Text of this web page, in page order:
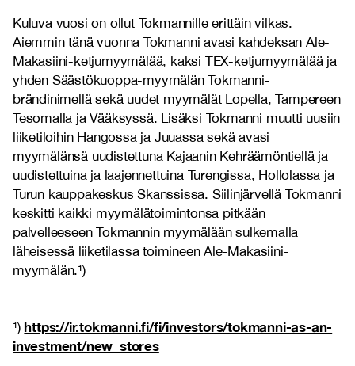
Kuluva vuosi on ollut Tokmannille erittäin vilkas.
Aiemmin tänä vuonna Tokmanni avasi kahdeksan Ale-
Makasiini-ketjumyymälää, kaksi TEX-ketjumyymälää ja
yhden Säästökuoppa-myymälän Tokmanni-
brändinimellä sekä uudet myymälät Lopella, Tampereen
Tesomalla ja Vääksyssä. Lisäksi Tokmanni muutti uusiin
liiketiloihin Hangossa ja Juuassa sekä avasi
myymälänsä uudistettuna Kajaanin Kehräämöntiellä ja
uudistettuina ja laajennettuina Turengissa, Hollolassa ja
Turun kauppakeskus Skanssissa. Siilinjärvellä Tokmanni
keskitti kaikki myymälätoimintonsa pitkään
palvelleeseen Tokmannin myymälään sulkemalla
läheisessä liiketilassa toimineen Ale-Makasiini-
myymälän.¹)
¹) https://ir.tokmanni.fi/fi/investors/tokmanni-as-an-
investment/new_stores